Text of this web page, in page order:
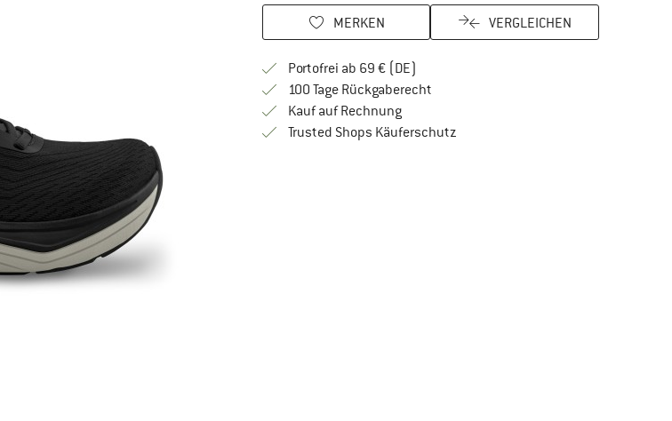
MERKEN VERGLEICHEN
Portofrei ab 69 € (DE)
100 Tage RückgaberechtGehe hier zu den Rückgabe-Richtlinien
Kauf auf RechnungFinde die Zahlungs-Infos hier! Öffnet sich in
Trusted Shops KäuferschutzFinde alle Infos hier!